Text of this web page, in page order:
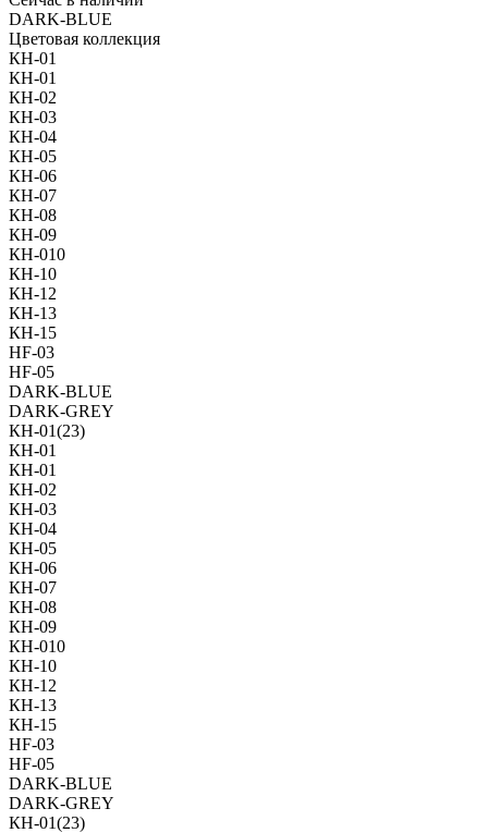
DARK-BLUE
Цветовая коллекция
КН-01
КН-01
КН-02
КН-03
КН-04
КН-05
КН-06
КН-07
КН-08
КН-09
КН-010
КН-10
КН-12
КН-13
КН-15
НF-03
НF-05
DARK-BLUE
DARK-GREY
КН-01(23)
КН-01
КН-01
КН-02
КН-03
КН-04
КН-05
КН-06
КН-07
КН-08
КН-09
КН-010
КН-10
КН-12
КН-13
КН-15
НF-03
НF-05
DARK-BLUE
DARK-GREY
КН-01(23)